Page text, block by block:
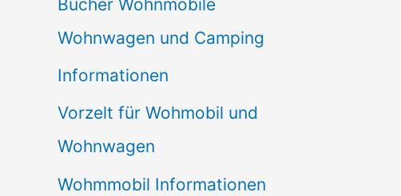
Bücher Wohnmobile
Wohnwagen und Camping
Informationen
Vorzelt für Wohmobil und
Wohnwagen
Wohmmobil Informationen